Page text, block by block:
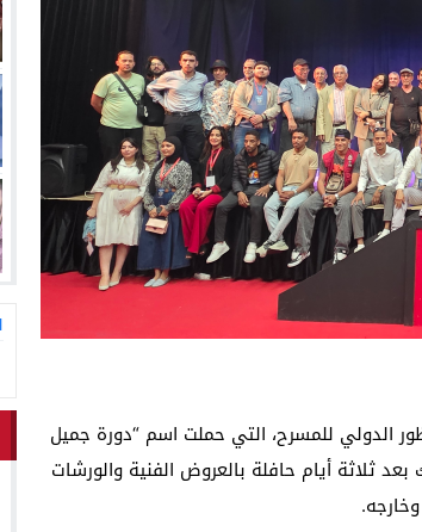
الدولي للمسرح، التي حملت اسم “دورة جميل
بعد ثلاثة أيام حافلة بالعروض الفنية والورشات